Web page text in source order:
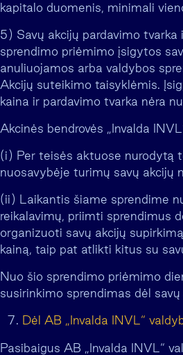
kapitalo duomenis, minimali
5) Savų akcijų pardavimo
sprendimo priėmimo įsigytos
anuliuojamos arba valdybos
Akcijų suteikimo taisyklėmis.
kaina ir pardavimo tvarka nėra
Akcinės bendrovės „Invalda
(i) Per teisės aktuose nurodytą
nuosavybėje turimų savų akcijų
(ii) Laikantis šiame sprendime
reikalavimų, priimti sprendimus
organizuoti savų akcijų
kainą, taip pat atlikti kitus su
Nuo šio sprendimo priėmimo
susirinkimo sprendimas dėl
Dėl AB „Invalda INVL“
Pasibaigus AB „Invalda INVL“